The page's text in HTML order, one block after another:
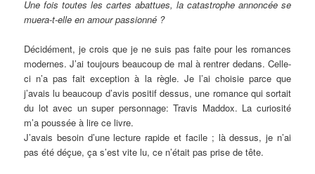
Une fois toutes les cartes abattues, la catastrophe annoncée se
muera-t-elle en amour passionné ?
Décidément, je crois que je ne suis pas faite pour les romances
modernes. J’ai toujours beaucoup de mal à rentrer dedans. Celle-
ci n’a pas fait exception à la règle. Je l’ai choisie parce que
j’avais lu beaucoup d’avis positif dessus, une romance qui sortait
du lot avec un super personnage: Travis Maddox. La curiosité
m’a poussée à lire ce livre.
J’avais besoin d’une lecture rapide et facile ; là dessus, je n’ai
pas été déçue, ça s’est vite lu, ce n’était pas prise de tête.